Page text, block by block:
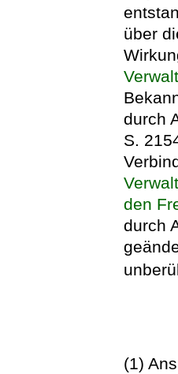
über
durch
S.
den
durch
(1)